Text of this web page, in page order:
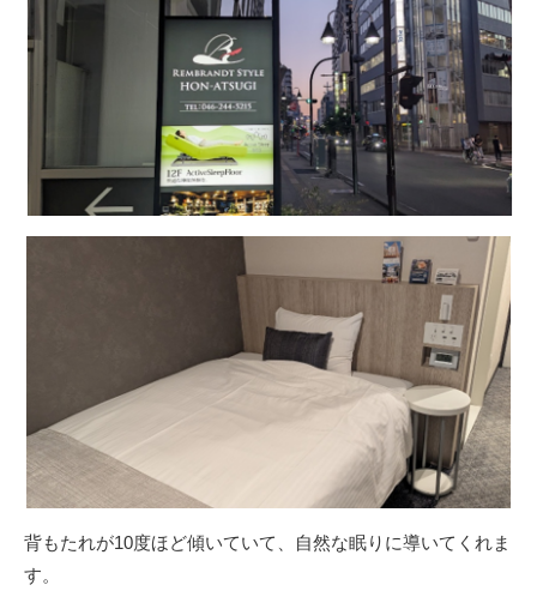
背もたれが10度ほど傾いていて、⾃然な眠りに導いてくれま
す。